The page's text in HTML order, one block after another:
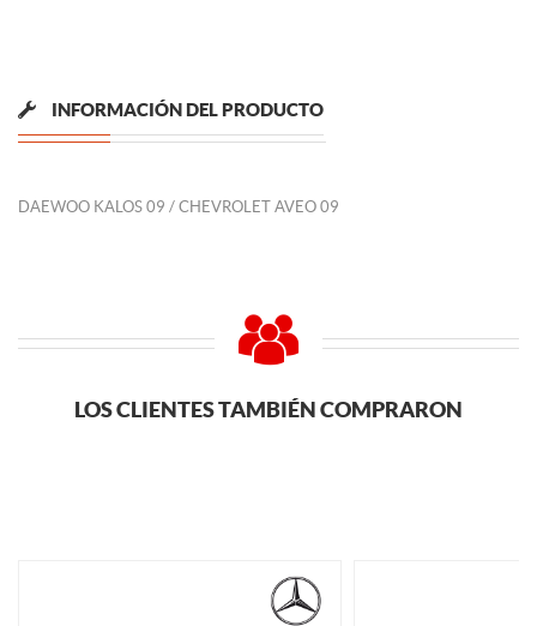
INFORMACIÓN DEL PRODUCTO
DAEWOO KALOS 09 / CHEVROLET AVEO 09
LOS CLIENTES TAMBIÉN COMPRARON